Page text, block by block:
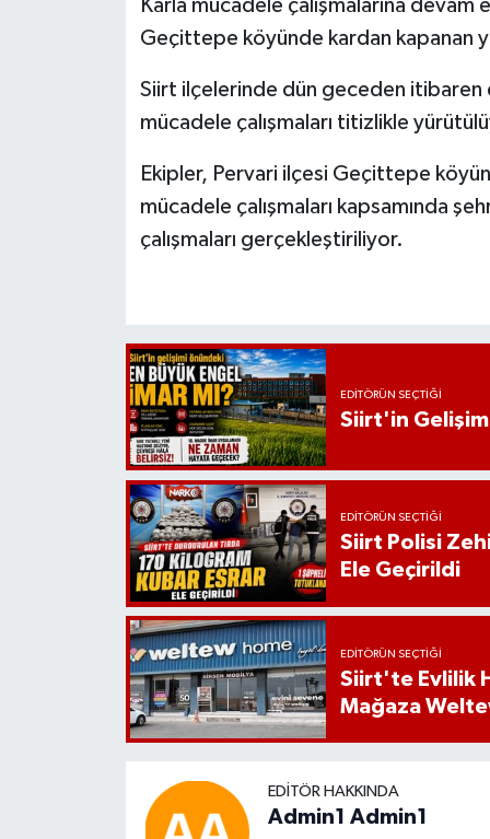
Karla mücadele çalışmalarına
Geçittepe köyünde kardan kapanan
Siirt ilçelerinde dün geceden itibaren
mücadele çalışmaları titizlikle
Ekipler, Pervari ilçesi Geçittepe
mücadele çalışmaları kapsamında
çalışmaları gerçekleştiriliyor.
EDITÖRÜN SEÇTIĞI
Siirt'in
EDITÖRÜN SEÇTIĞI
Siirt Polisi
Ele Geçirildi
EDITÖRÜN SEÇTIĞI
Siirt'te Evlilik
Mağaza
EDITÖR HAKKINDA
Admin1 Admin1